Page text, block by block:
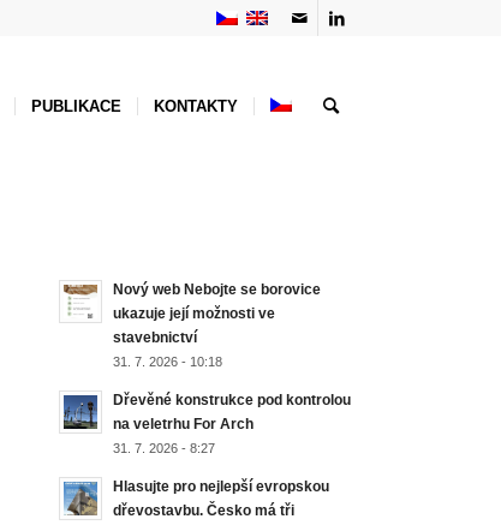
PUBLIKACE KONTAKTY
Nový web Nebojte se borovice
ukazuje její možnosti ve
stavebnictví
31. 7. 2026 - 10:18
Dřevěné konstrukce pod kontrolou
na veletrhu For Arch
31. 7. 2026 - 8:27
Hlasujte pro nejlepší evropskou
dřevostavbu. Česko má tři